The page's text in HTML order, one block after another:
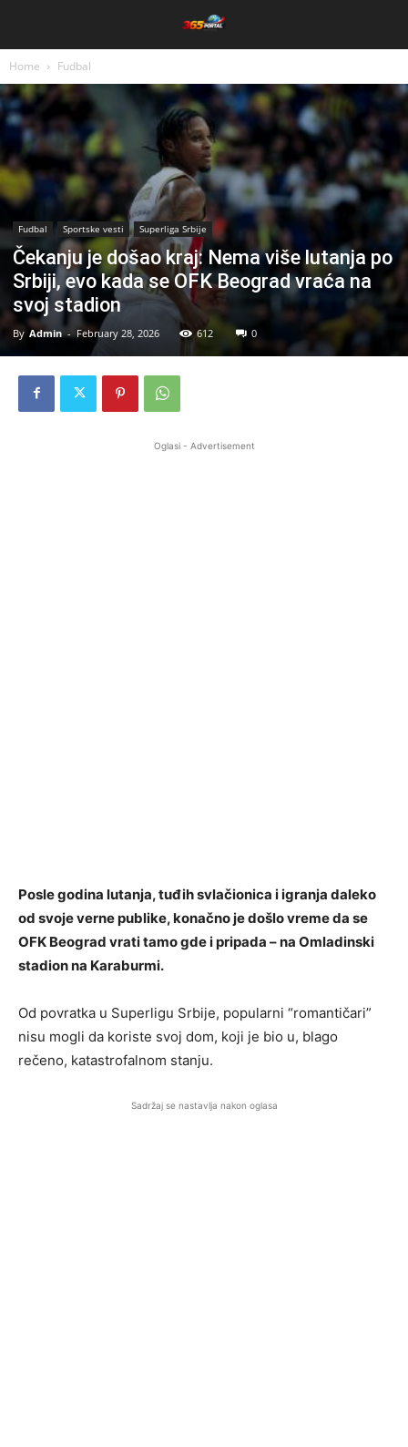
Home Fudbal
Fudbal Sportske vesti Superliga Srbije
Čekanju je došao kraj: Nema više lutanja po
Srbiji, evo kada se OFK Beograd vraća na
svoj stadion
By Admin - February 28, 2026 612 0
Oglasi - Advertisement
Posle godina lutanja, tuđih svlačionica i igranja daleko
od svoje verne publike, konačno je došlo vreme da se
OFK Beograd vrati tamo gde i pripada – na Omladinski
stadion na Karaburmi.
Od povratka u Superligu Srbije, popularni “romantičari”
nisu mogli da koriste svoj dom, koji je bio u, blago
rečeno, katastrofalnom stanju.
Sadržaj se nastavlja nakon oglasa